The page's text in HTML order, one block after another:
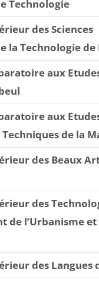
Technologie
des Sciences
la Technologie
aux
aux
de la
des Beaux
des
de l’Urbanisme et
des Langues